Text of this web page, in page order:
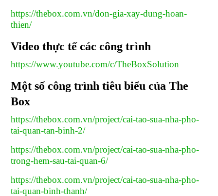
https://thebox.com.vn/don-gia-xay-dung-hoan-
thien/
Video thực tế các công trình
https://www.youtube.com/c/TheBoxSolution
Một số công trình tiêu biểu của The
Box
https://thebox.com.vn/project/cai-tao-sua-nha-pho-
tai-quan-tan-binh-2/
https://thebox.com.vn/project/cai-tao-sua-nha-pho-
trong-hem-sau-tai-quan-6/
https://thebox.com.vn/project/cai-tao-sua-nha-pho-
tai-quan-binh-thanh/